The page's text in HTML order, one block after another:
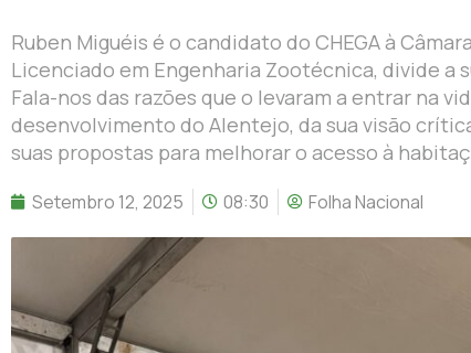
Ruben Miguéis é o candidato do CHEGA à
Licenciado em Engenharia Zootécnica, divide
Fala-nos das razões que o levaram a entrar na
desenvolvimento do Alentejo, da sua visão
suas propostas para melhorar o acesso à
Setembro 12, 2025 08:30 Folha Nacional